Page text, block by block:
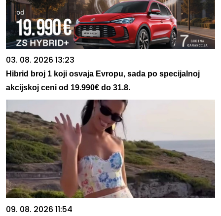
03. 08. 2026 13:23
Hibrid broj 1 koji osvaja Evropu, sada po specijalnoj
akcijskoj ceni od 19.990€ do 31.8.
09. 08. 2026 11:54